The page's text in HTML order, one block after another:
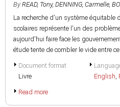
By READ, Tony, DENNING, Carmelle,
La recherche d'un système équitable
scolaires représente l'un des
aujourd'hui faire face les
étude tente de combler le vide entre
Document format
Livre
English,
Read more